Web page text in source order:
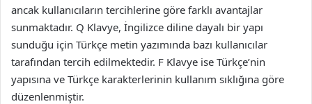
ancak kullanıcıların tercihlerine göre farklı avantajlar
sunmaktadır. Q Klavye, İngilizce diline dayalı bir yapı
sunduğu için Türkçe metin yazımında bazı kullanıcılar
tarafından tercih edilmektedir. F Klavye ise Türkçe’nin
yapısına ve Türkçe karakterlerinin kullanım sıklığına göre
düzenlenmiştir.